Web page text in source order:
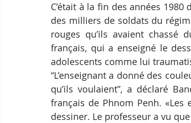
C’était à la fin des années
des milliers de soldats du
rouges qu’ils avaient chassé
français, qui a enseigné le
adolescents comme lui
“L’enseignant a donné des
qu’ils voulaient”, a déclaré
français de Phnom Penh. «Les
dessiner. Le professeur a vu